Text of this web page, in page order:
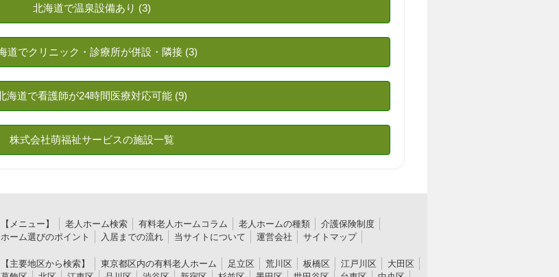
【メニュー】 老人ホーム検索 有料老人ホームコラム 老人ホームの種類
介護保険制度
ホーム選びのポイント
入居までの流れ 当サイトについて 運営会社 サイトマップ
【主要地区から検索】 東京都区内の有料老人ホーム 足立区 荒川区 板橋区 江戸川区
大田区